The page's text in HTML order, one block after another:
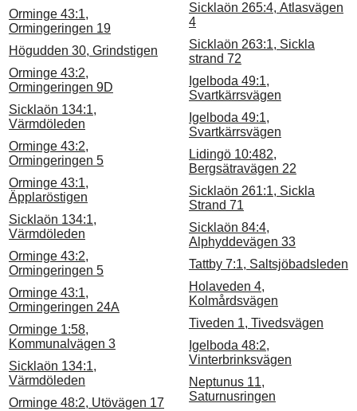
Orminge 43:1,
Ormingeringen 19
Högudden 30, Grindstigen
Orminge 43:2,
Ormingeringen 9D
Sicklaön 134:1,
Värmdöleden
Orminge 43:2,
Ormingeringen 5
Orminge 43:1,
Äpplaröstigen
Sicklaön 134:1,
Värmdöleden
Orminge 43:2,
Ormingeringen 5
Orminge 43:1,
Ormingeringen 24A
Orminge 1:58,
Kommunalvägen 3
Sicklaön 134:1,
Värmdöleden
Orminge 48:2, Utövägen 17
Sicklaön 265:4, Atlasvägen
4
Sicklaön 263:1, Sickla
strand 72
Igelboda 49:1,
Svartkärrsvägen
Igelboda 49:1,
Svartkärrsvägen
Lidingö 10:482,
Bergsätravägen 22
Sicklaön 261:1, Sickla
Strand 71
Sicklaön 84:4,
Alphyddevägen 33
Tattby 7:1, Saltsjöbadsleden
Holaveden 4,
Kolmårdsvägen
Tiveden 1, Tivedsvägen
Igelboda 48:2,
Vinterbrinksvägen
Neptunus 11,
Saturnusringen